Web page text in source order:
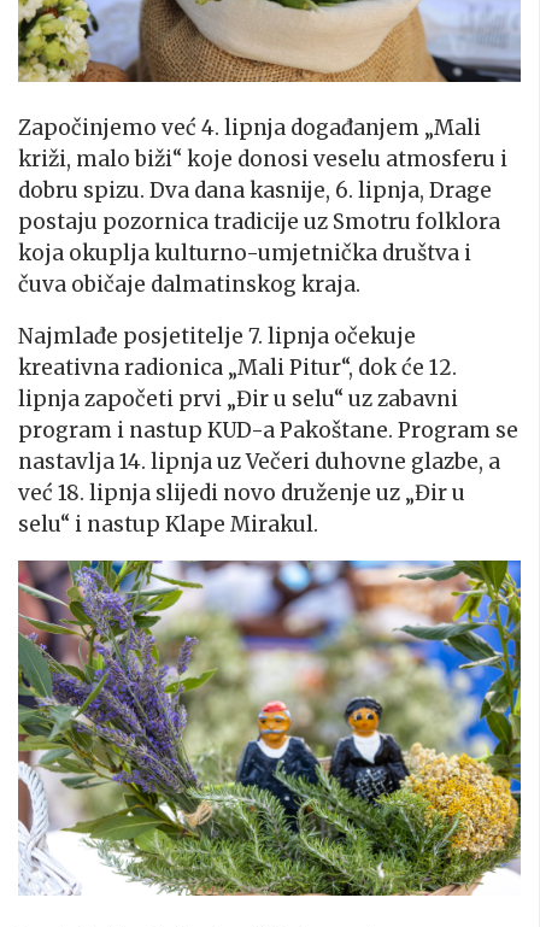
Započinjemo već 4. lipnja događanjem „Mali
križi, malo biži“ koje donosi veselu atmosferu i
dobru spizu. Dva dana kasnije, 6. lipnja, Drage
postaju pozornica tradicije uz Smotru folklora
koja okuplja kulturno-umjetnička društva i
čuva običaje dalmatinskog kraja.
Najmlađe posjetitelje 7. lipnja očekuje
kreativna radionica „Mali Pitur“, dok će 12.
lipnja započeti prvi „Đir u selu“ uz zabavni
program i nastup KUD-a Pakoštane. Program se
nastavlja 14. lipnja uz Večeri duhovne glazbe, a
već 18. lipnja slijedi novo druženje uz „Đir u
selu“ i nastup Klape Mirakul.